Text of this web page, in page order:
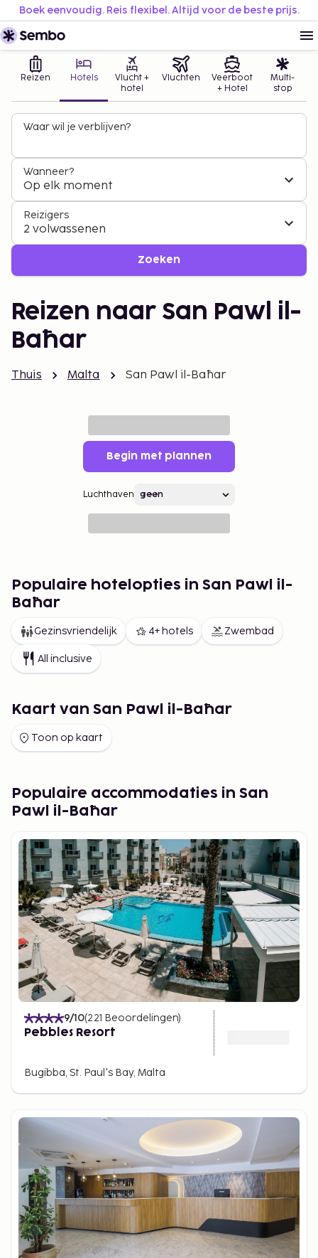
Boek eenvoudig. Reis flexibel. Altijd voor de beste prijs.
Reizen Hotels
Vlucht +
hotel
Vluchten
Veerboot
+ Hotel
Multi-
stop
Waar wil je verblijven?
Wanneer?
Op elk moment
Reizigers
2 volwassenen
Zoeken
Reizen naar San Pawl il-
Baħar
Thuis Malta San Pawl il-Baħar
Begin met plannen
Luchthaven
Populaire hotelopties in San Pawl il-
Baħar
Gezinsvriendelijk 4+ hotels Zwembad
All inclusive
Kaart van San Pawl il-Baħar
Toon op kaart
Populaire accommodaties in San
Pawl il-Baħar
9/10(221 Beoordelingen)
Pebbles Resort
Bugibba, St. Paul's Bay, Malta